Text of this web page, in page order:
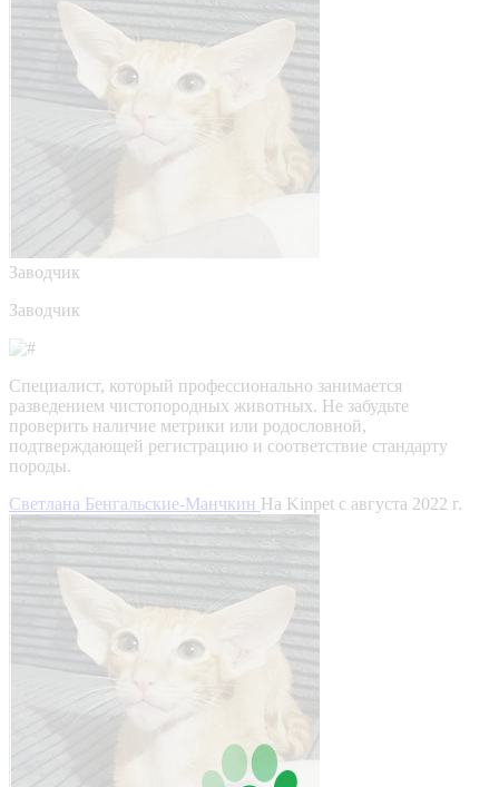
Заводчик
Заводчик
Специалист, который профессионально занимается
разведением чистопородных животных. Не забудьте
проверить наличие метрики или родословной,
подтверждающей регистрацию и соответствие стандарту
породы.
Светлана Бенгальские-Манчкин На Kinpet c августа 2022 г.